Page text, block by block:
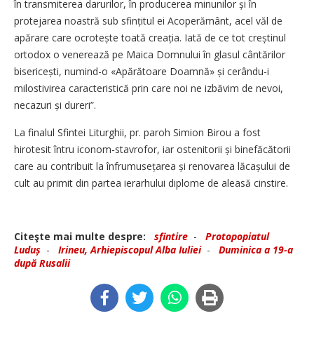
în transmiterea darurilor, în producerea minunilor și în
protejarea noastră sub sfințitul ei Acoperământ, acel văl de
apărare care ocrotește toată creația. Iată de ce tot creștinul
ortodox o venerează pe Maica Domnului în glasul cântărilor
bisericești, numind-o «Apărătoare Doamnă» și cerându-i
milostivirea caracteristică prin care noi ne izbăvim de nevoi,
necazuri și dureri”.
La finalul Sfintei Liturghii, pr. paroh Simion Birou a fost
hirotesit întru iconom-stavrofor, iar ostenitorii și binefăcătorii
care au contribuit la înfrumuse­țarea și renovarea lăcașului de
cult au primit din partea ierarhului diplome de aleasă cinstire.
Citeşte mai multe despre: sfintire - Protopopiatul
Luduș - Irineu, Arhiepiscopul Alba Iuliei- Duminica a 19-a
după Rusalii